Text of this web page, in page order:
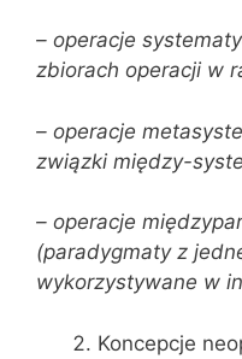
– operacje
zbiorach operacji w
– operacje
związki między-
– operacje
(paradygmaty z
wykorzystywane w
Koncepcje